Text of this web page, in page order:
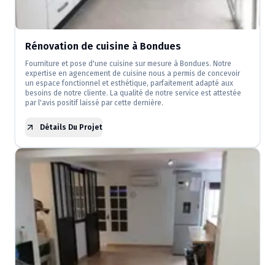
Rénovation de cuisine à Bondues
Fourniture et pose d'une cuisine sur mesure à Bondues. Notre
expertise en agencement de cuisine nous a permis de concevoir
un espace fonctionnel et esthétique, parfaitement adapté aux
besoins de notre cliente. La qualité de notre service est attestée
par l'avis positif laissé par cette dernière.
Détails Du Projet